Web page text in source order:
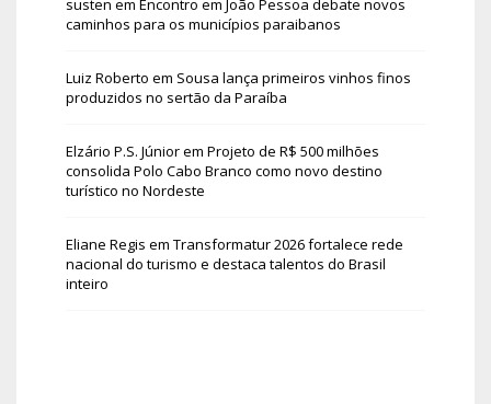
susten em Encontro em João Pessoa debate novos
caminhos para os municípios paraibanos
Luiz Roberto em Sousa lança primeiros vinhos finos
produzidos no sertão da Paraíba
Elzário P.S. Júniorem Projeto de R$ 500 milhões
consolida Polo Cabo Branco como novo destino
turístico no Nordeste
Eliane Regis em Transformatur 2026 fortalece rede
nacional do turismo e destaca talentos do Brasil
inteiro